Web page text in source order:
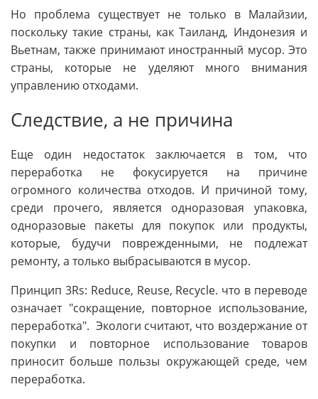
Но проблема существует не только в Малайзии,
поскольку такие страны, как Таиланд, Индонезия и
Вьетнам, также принимают иностранный мусор. Это
страны, которые не уделяют много внимания
управлению отходами.
Следствие, а не причина
Еще один недостаток заключается в том, что
переработка не фокусируется на причине
огромного количества отходов. И причиной тому,
среди прочего, является одноразовая упаковка,
одноразовые пакеты для покупок или продукты,
которые, будучи поврежденными, не подлежат
ремонту, а только выбрасываются в мусор.
Принцип 3Rs: Reduce, Reuse, Recycle. что в переводе
означает "сокращение, повторное использование,
переработка". Экологи считают, что воздержание от
покупки и повторное использование товаров
приносит больше пользы окружающей среде, чем
переработка.